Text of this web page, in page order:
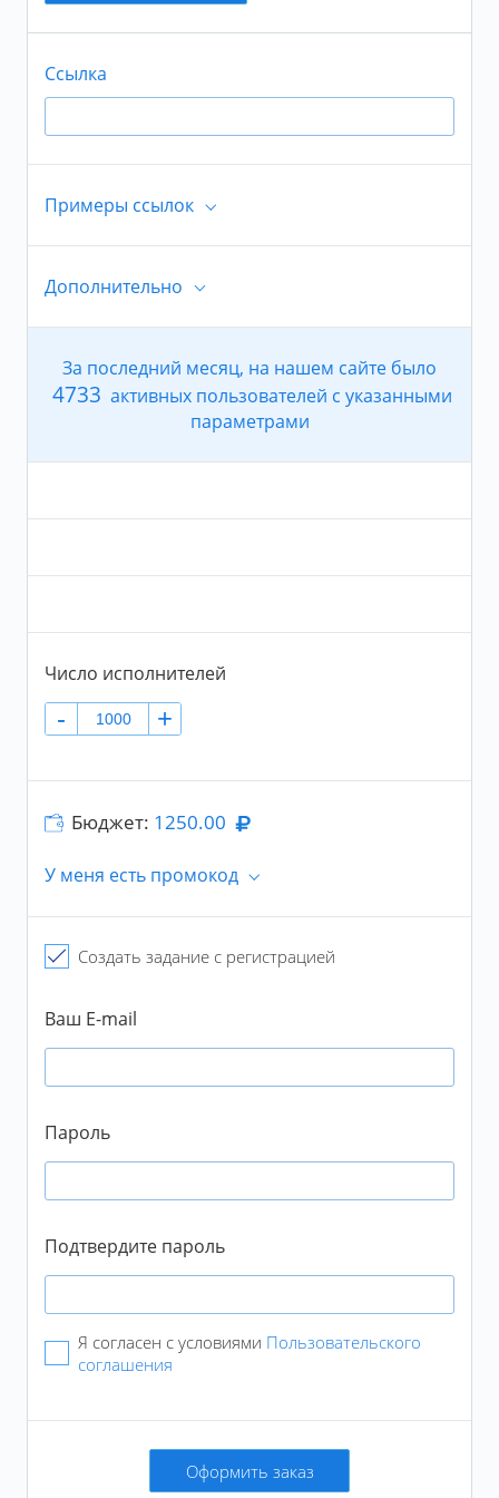
Сопровождение группы репостами
Добавить в друзья
Ссылка
Примеры ссылок
https://ok.ru/corporationofhumor/topic/654816470
79469
https://ok.ru/otserdt/album/54470853722124/8349
08041228
https://ok.ru/profile/573802718926/pphotos/81453
Дополнительно
Возраст
+
Количество друзей
От
До
Варьировать число исполнений в сутки
Число исполнителей в сутки будет варьироваться в
За последний месяц, на нашем сайте было
4733 активных пользователей с указанными
параметрами
Число исполнителей
- +
Бюджет: 1250.00
У меня есть промокод
Промокод
Подтвердить
Создать задание с регистрацией
Ваш E-mail
Пароль
Подтвердите пароль
Я согласен с условиями Пользовательского
соглашения
Оформить заказ